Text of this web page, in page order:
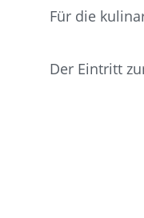
Für die
Der Eintritt